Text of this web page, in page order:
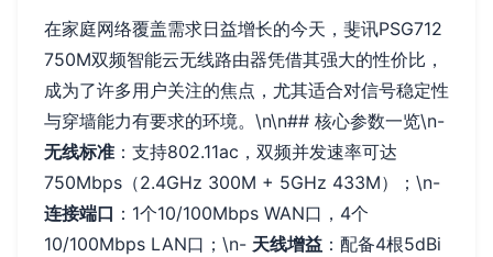
在家庭网络覆盖需求日益增长的今天，斐讯PSG712
750M双频智能云无线路由器凭借其强大的性价比，
成为了许多用户关注的焦点，尤其适合对信号稳定性
与穿墙能力有要求的环境。\n\n## 核心参数一览\n-
无线标准 ：支持802.11ac，双频并发速率可达
750Mbps（2.4GHz 300M + 5GHz 433M）；\n-
连接端口 ：1个10/100Mbps WAN口，4个
10/100Mbps LAN口；\n- 天线增益 ：配备4根5dBi